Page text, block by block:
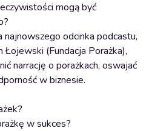
mogą być
najnowszego odcinka podcastu,
(Fundacja Porażka),
narrację o porażkach, oswajać
w biznesie.
w sukces?